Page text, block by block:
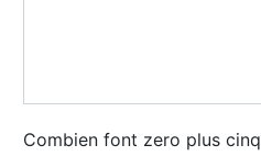
Combien font zero plus cinq